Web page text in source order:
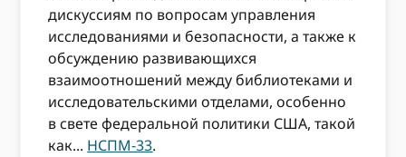
дискуссиям по вопросам управления
исследованиями и безопасности, а также к
обсуждению развивающихся
взаимоотношений между библиотеками и
исследовательскими отделами, особенно
в свете федеральной политики США, такой
как... НСПМ-33.